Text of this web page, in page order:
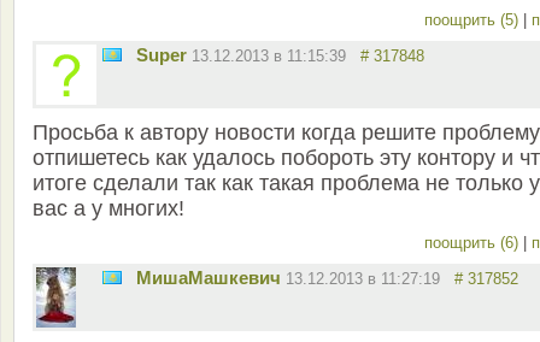
поощрить (5)
Super 13.12.2013 в 11:15:39 # 317848
Просьба к автору новости когда решите проблему
отпишетесь как удалось побороть эту контору и
итоге сделали так как такая проблема не только у
вас а у многих!
поощрить (6)
MишаМашкевич 13.12.2013 в 11:27:19 # 317852